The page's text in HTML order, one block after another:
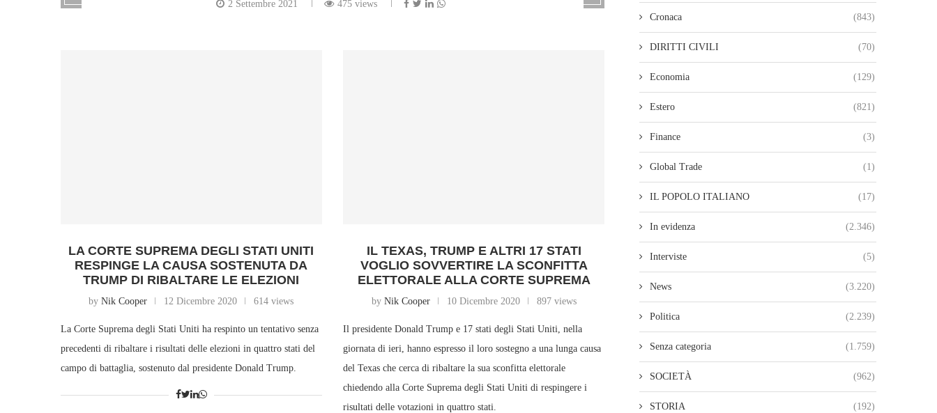
2 Settembre 2021 475 views
LA CORTE SUPREMA DEGLI STATI UNITI
RESPINGE LA CAUSA SOSTENUTA DA
TRUMP DI RIBALTARE LE ELEZIONI
byNik Cooper 12 Dicembre 2020 614 views
La Corte Suprema degli Stati Uniti ha respinto un tentativo senza
precedenti di ribaltare i risultati delle elezioni in quattro stati del
campo di battaglia, sostenuto dal presidente Donald Trump.
IL TEXAS, TRUMP E ALTRI 17 STATI
VOGLIO SOVVERTIRE LA SCONFITTA
ELETTORALE ALLA CORTE SUPREMA
by Nik Cooper 10 Dicembre 2020 897 views
Il presidente Donald Trump e 17 stati degli Stati Uniti, nella
giornata di ieri, hanno espresso il loro sostegno a una lunga causa
del Texas che cerca di ribaltare la sua sconfitta elettorale
chiedendo alla Corte Suprema degli Stati Uniti di respingere i
risultati delle votazioni in quattro stati.
Cronaca (843)
DIRITTI CIVILI (70)
Economia (129)
Estero (821)
Finance (3)
Global Trade (1)
IL POPOLO ITALIANO (17)
In evidenza (2.346)
Interviste (5)
News (3.220)
Politica (2.239)
Senza categoria (1.759)
SOCIETÀ (962)
STORIA (192)